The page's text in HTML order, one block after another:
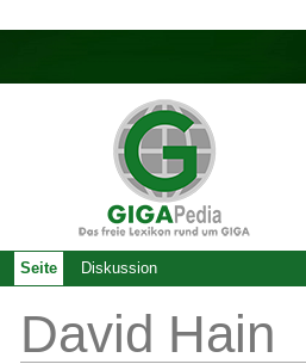
David Hain
Seite Diskussion